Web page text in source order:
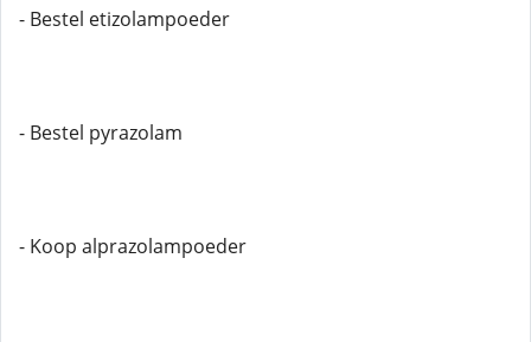
- Bestel etizolampoeder
- Bestel pyrazolam
- Koop alprazolampoeder